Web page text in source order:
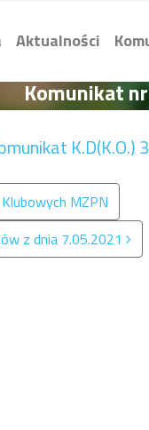
Aktualności
Komunikat
K.D(K.O.)
MZPN
z dnia 7.05.2021